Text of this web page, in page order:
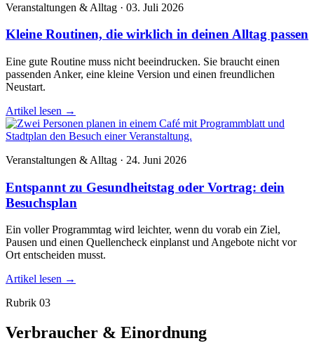
Veranstaltungen & Alltag · 03. Juli 2026
Kleine Routinen, die wirklich in deinen Alltag passen
Eine gute Routine muss nicht beeindrucken. Sie braucht einen
passenden Anker, eine kleine Version und einen freundlichen
Neustart.
Artikel lesen →
Veranstaltungen & Alltag · 24. Juni 2026
Entspannt zu Gesundheitstag oder Vortrag: dein
Besuchsplan
Ein voller Programmtag wird leichter, wenn du vorab ein Ziel,
Pausen und einen Quellencheck einplanst und Angebote nicht vor
Ort entscheiden musst.
Artikel lesen →
Rubrik 03
Verbraucher & Einordnung